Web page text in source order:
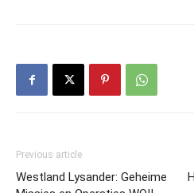
Previous article
Westland Lysander: Geheime